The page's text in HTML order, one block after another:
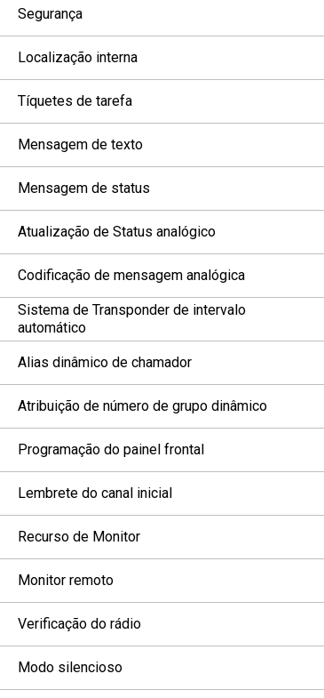
Segurança
Localização interna
Tíquetes de tarefa
Mensagem de texto
Mensagem de status
Atualização de Status analógico
Codificação de mensagem analógica
Sistema de Transponder de intervalo
automático
Alias dinâmico de chamador
Atribuição de número de grupo dinâmico
Programação do painel frontal
Lembrete do canal inicial
Recurso de Monitor
Monitor remoto
Verificação do rádio
Modo silencioso